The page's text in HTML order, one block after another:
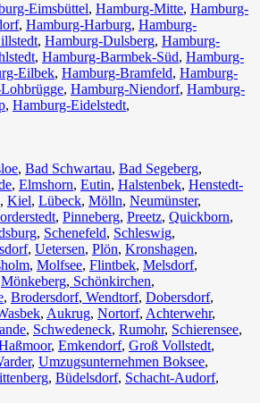
Eimsbüttel, Hamburg-Mitte, Hamburg-
, Hamburg-Harburg, Hamburg-
, Hamburg-Dulsberg, Hamburg-
, Hamburg-Barmbek-Süd, Hamburg-
Eilbek, Hamburg-Bramfeld, Hamburg-
, Hamburg-Niendorf, Hamburg-
, Hamburg-Eidelstedt,
, Bad Schwartau, Bad Segeberg,
, Elmshorn, Eutin, Halstenbek, Henstedt-
, Kiel, Lübeck, Mölln, Neumünster,
, Pinneberg, Preetz, Quickborn,
, Schenefeld, Schleswig,
, Uetersen, Plön, Kronshagen,
, Molfsee, Flintbek, Melsdorf,
Mönkeberg, Schönkirchen,
, Brodersdorf, Wendtorf, Dobersdorf,
, Aukrug, Nortorf, Achterwehr,
, Schwedeneck, Rumohr, Schierensee,
, Emkendorf, Groß Vollstedt,
, Umzugsunternehmen Boksee,
, Büdelsdorf, Schacht-Audorf,